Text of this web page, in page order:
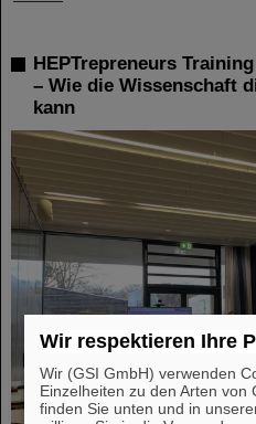
HEPTrepreneurs
– Wie die Wissenschaft
kann
Wir respektieren Ihre
Wir (GSI GmbH) verwenden
Einzelheiten zu den Arten von
finden Sie unten und in